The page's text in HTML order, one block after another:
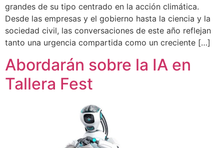
grandes de su tipo centrado en la acción climática.
Desde las empresas y el gobierno hasta la ciencia y la
sociedad civil, las conversaciones de este año reflejan
tanto una urgencia compartida como un creciente […]
Abordarán sobre la IA en
Tallera Fest